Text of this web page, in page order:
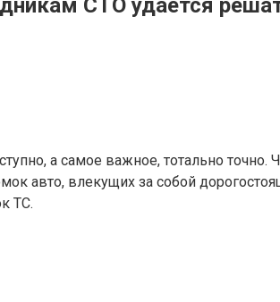
СТО удается
а самое важное, тотально точно.
авто, влекущих за собой
ТС.